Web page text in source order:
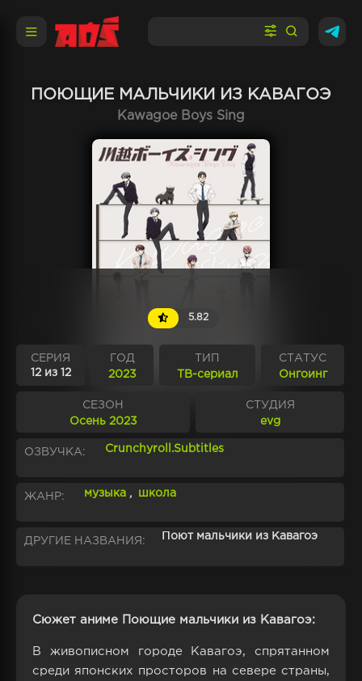
ПОЮЩИЕ МАЛЬЧИКИ ИЗ КАВАГОЭ
Kawagoe Boys Sing
5.82
СЕРИЯ
12 из 12
ГОД
2023
ТИП
ТВ-сериал
СТАТУС
Онгоинг
СЕЗОН
Осень 2023
СТУДИЯ
evg
ОЗВУЧКА: Crunchyroll.Subtitles
ЖАНР: музыка , школа
ДРУГИЕ НАЗВАНИЯ: Поют мальчики из Кавагоэ
Сюжет аниме Поющие мальчики из Кавагоэ:
В живописном городе Кавагоэ, спрятанном
среди японских просторов на севере страны,